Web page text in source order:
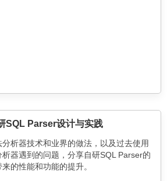
SQL Parser设计与实践
析器技术和业界的做法，以及过去使用
器遇到的问题，分享自研SQL Parser的
的性能和功能的提升。